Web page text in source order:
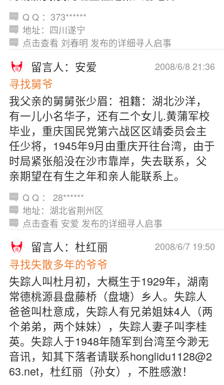
Q Q ：373******
地址：四川遂宁
点击查看 刘春明 发布的详细寻人启事
2008/6/8 21:36
留言人：安爱
寻找舅爷
我父亲的舅舅张少眉：祖籍：湖北沙洋，
有一儿小名华子，还有二个女儿.黄蒲军校
毕业，重庆国民党第六战区区靖委员会主
任少将，1945年9月由重庆开往台湾，由于
时局紧张船没在沙市靠岸，失去联系，父
亲期望在有生之年和亲人能联系上。
Q Q ： 28******
地址：湖北省荆州区
点击查看 安爱 发布的详细寻人启事
2008/6/7 19:50
留言人：杜红丽
寻找失散多年的爷爷
失踪人叫杜月初，大概生于1929年，湖南
常德桃源县盘藤桥（盘塘）乡人。失踪人
爸爸叫杜意成，失踪人有兄弟姐妹4人（两
个弟弟，两个妹妹），失踪人妻子叫李桂
英。失踪人于1948年随军到台湾至今渺无
音讯，知其下落者请联系honglidu1128@2
63.net，杜红丽（孙女），不胜感激！